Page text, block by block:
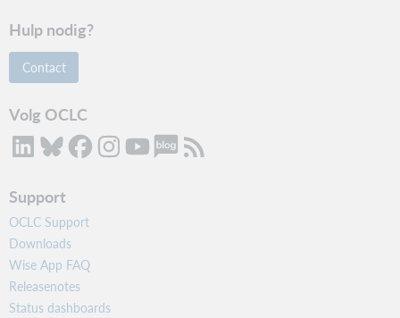
Hulp nodig?
Contact
Volg OCLC
Support
OCLC Support
Downloads
Wise App FAQ
Releasenotes
Status dashboards